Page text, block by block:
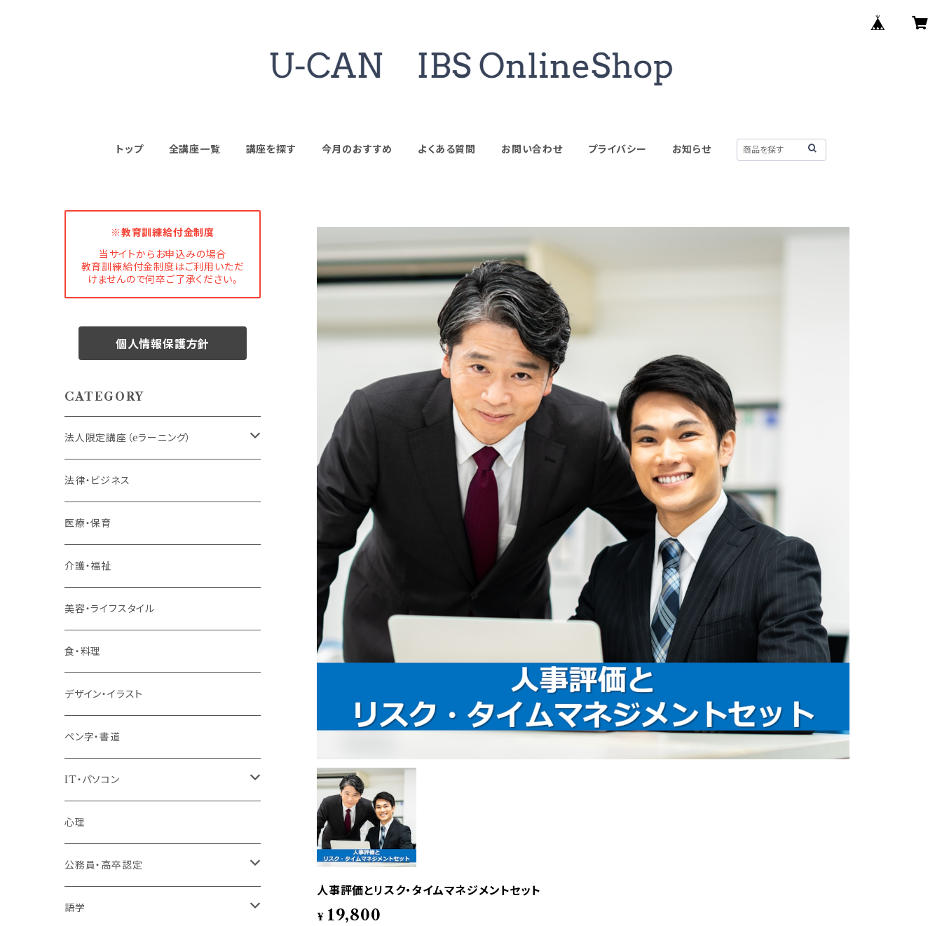
トップ 全講座一覧 講座を探す 今月のおすすめ よくある質問 お問い合わせ プライバシー お知らせ
人事評価とリスク・タイムマネジメントセット
¥ 19,800
※教育訓練給付金制度
当サイトからお申込みの場合
教育訓練給付金制度はご利用いただ
けませんので何卒ご了承ください。
個人情報保護方針
CATEGORY
法人限定講座（eラーニング）
内定者・新入社員
若手社員・中堅社員
リーダー（主任・係長）
管理職
階層共通
パッケージプラン
法律・ビジネス
医療・保育
介護・福祉
美容・ライフスタイル
食・料理
デザイン・イラスト
ペン字・書道
IT・パソコン
MOS（ﾏｲｸﾛｿﾌﾄｵﾌｨｽｽﾍﾟｼｬﾘｽﾄ）講座
プログラミング・Web制作入門講座
1コース受講
その他 IT・パソコン
心理
公務員・高卒認定
高卒認定講座
語学